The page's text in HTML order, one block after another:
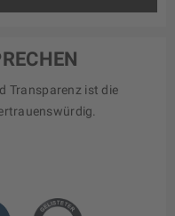
Transparenz ist die